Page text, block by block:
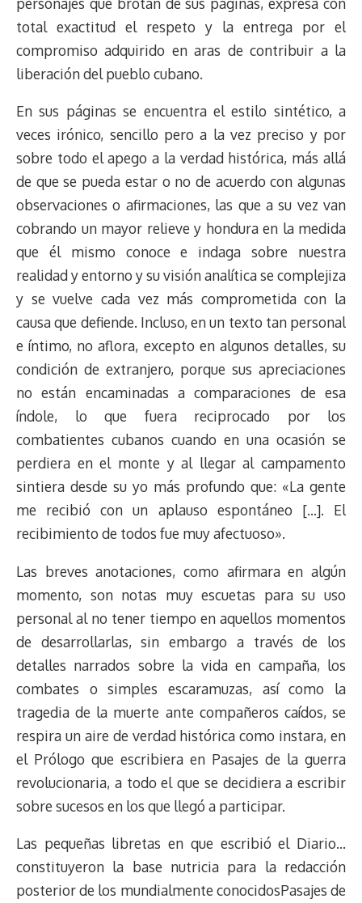
total exactitud el respeto y la entrega por el
compromiso adquirido en aras de contribuir a la
liberación del pueblo cubano.
En sus páginas se encuentra el estilo sintético, a
veces irónico, sencillo pero a la vez preciso y por
sobre todo el apego a la verdad histórica, más allá
de que se pueda estar o no de acuerdo con algunas
observaciones o afirmaciones, las que a su vez van
cobrando un mayor relieve y hondura en la medida
que él mismo conoce e indaga sobre nuestra
realidad y entorno y su visión analítica se complejiza
y se vuelve cada vez más comprometida con la
causa que defiende. Incluso, en un texto tan personal
e íntimo, no aflora, excepto en algunos detalles, su
condición de extranjero, porque sus apreciaciones
no están encaminadas a comparaciones de esa
índole, lo que fuera reciprocado por los
combatientes cubanos cuando en una ocasión se
perdiera en el monte y al llegar al campamento
sintiera desde su yo más profundo que: «La gente
me recibió con un aplauso espontáneo […]. El
recibimiento de todos fue muy afectuoso».
Las breves anotaciones, como afirmara en algún
momento, son notas muy escuetas para su uso
personal al no tener tiempo en aquellos momentos
de desarrollarlas, sin embargo a través de los
detalles narrados sobre la vida en campaña, los
combates o simples escaramuzas, así como la
tragedia de la muerte ante compañeros caídos, se
respira un aire de verdad histórica como instara, en
el Prólogo que escribiera en Pasajes de la guerra
revolucionaria, a todo el que se decidiera a escribir
sobre sucesos en los que llegó a participar.
Las pequeñas libretas en que escribió el Diario…
constituyeron la base nutricia para la redacción
posterior de los mundialmente conocidosPasajes de